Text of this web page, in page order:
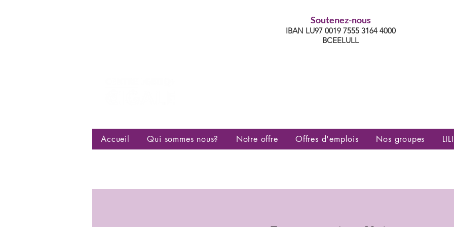
Soutenez-nous
IBAN LU97 0019 7555 3164 4000
BCEELULL
Accueil Qui sommes nous? Notre offre Offres d'emplois Nos groupes LILI